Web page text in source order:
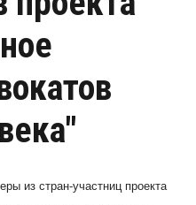
из стран-участниц проекта